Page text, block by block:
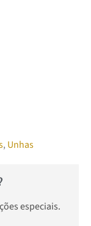
, Unhas
especiais.